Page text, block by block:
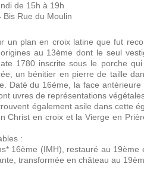
de 15h à 19h
Bis Rue du Moulin
un plan en croix latine que fut
au 13ème dont le seul
1780 inscrite sous le porche
un bénitier en pierre de taille
Daté du 16ème, la face
uvres de représentations
également asile dans cette
Christ en croix et la Vierge en
:
16ème (IMH), restauré au
transformée en château au